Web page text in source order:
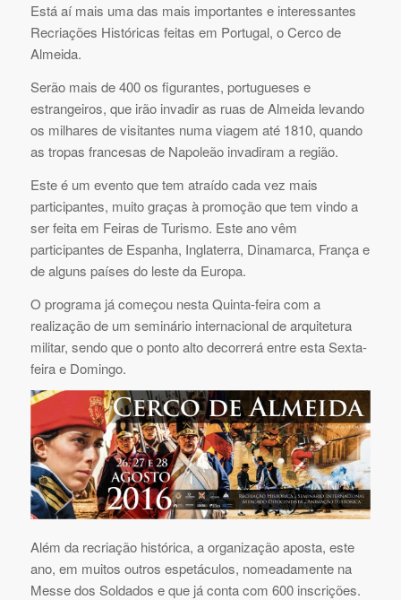
Está aí mais uma das mais importantes e interessantes
Recriações Históricas feitas em Portugal, o Cerco de
Almeida.
Serão mais de 400 os figurantes, portugueses e
estrangeiros, que irão invadir as ruas de Almeida levando
os milhares de visitantes numa viagem até 1810, quando
as tropas francesas de Napoleão invadiram a região.
Este é um evento que tem atraído cada vez mais
participantes, muito graças à promoção que tem vindo a
ser feita em Feiras de Turismo. Este ano vêm
participantes de Espanha, Inglaterra, Dinamarca, França e
de alguns países do leste da Europa.
O programa já começou nesta Quinta-feira com a
realização de um seminário internacional de arquitetura
militar, sendo que o ponto alto decorrerá entre esta Sexta-
feira e Domingo.
Além da recriação histórica, a organização aposta, este
ano, em muitos outros espetáculos, nomeadamente na
Messe dos Soldados e que já conta com 600 inscrições.